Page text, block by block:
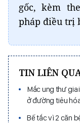
gốc, kèm
pháp điều trị
TIN LIÊN
Mắc ung thư
ở đường tiêu
Bế tắc vì 2 căn